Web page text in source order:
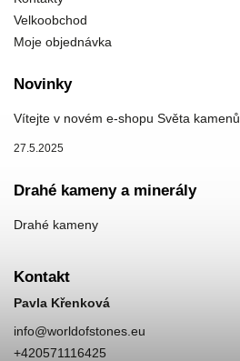
Velkoobchod
Moje objednávka
Novinky
Vítejte v novém e-shopu Světa kamenů
27.5.2025
Drahé kameny a minerály
Drahé kameny
Kontakt
Pavla Křenková
info@worldofstones.eu
+420571116425